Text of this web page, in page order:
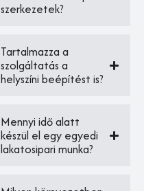
szerkezetek?
Tartalmazza a
szolgáltatás a
helyszíni beépítést is?
Mennyi idő alatt
készül el egy egyedi
lakatosipari munka?